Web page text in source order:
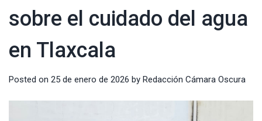
sobre el cuidado del agua
en Tlaxcala
Posted on 25 de enero de 2026 by Redacción Cámara Oscura